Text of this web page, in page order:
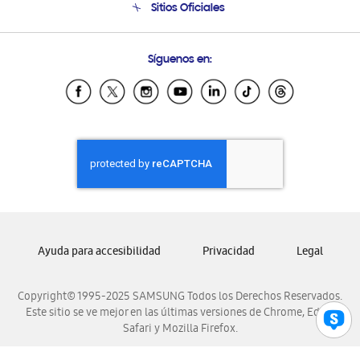
Soporte vía eMail
Sitios Oficiales
Samsung Ecuador
Samsung El Salvador
Samsung Honduras
Samsung Nicaragua
Samsung Panamá
Samsung Venezuela
Síguenos en:
Copyright© 1995-2025 SAMSUNG Todos los Derechos Reservados.
Este sitio se ve mejor en las últimas versiones de Chrome, Edge,
Safari y Mozilla Firefox.
Ayuda para accesibilidad Privacidad Legal